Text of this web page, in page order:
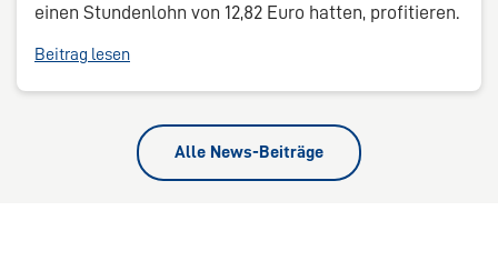
einen Stundenlohn von 12,82 Euro hatten, profitieren.
Beitrag lesen
Alle News-Beiträge